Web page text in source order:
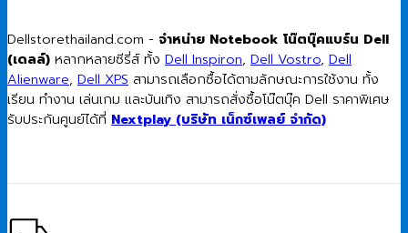
Dellstorethailand.com - จำหน่าย Notebook โน๊ตบุ๊คแบร์น Dell
(เดลล์) หลากหลายซีรี่ส์ ทั้ง Dell Inspiron, Dell Vostro, Dell
Alienware, Dell XPS สามารถเลือกซื้อได้ตามลักษณะการใช้งาน ทั้ง
เรียน ทำงาน เล่นเกม และบันเทิง สามารถสั่งซื้อโน๊ตบุ๊ค Dell ราคาพิเศษ
รับประกันศูนย์ได้ที่ Nextplay (บริษัท เน็กซ์เพลย์ จำกัด)